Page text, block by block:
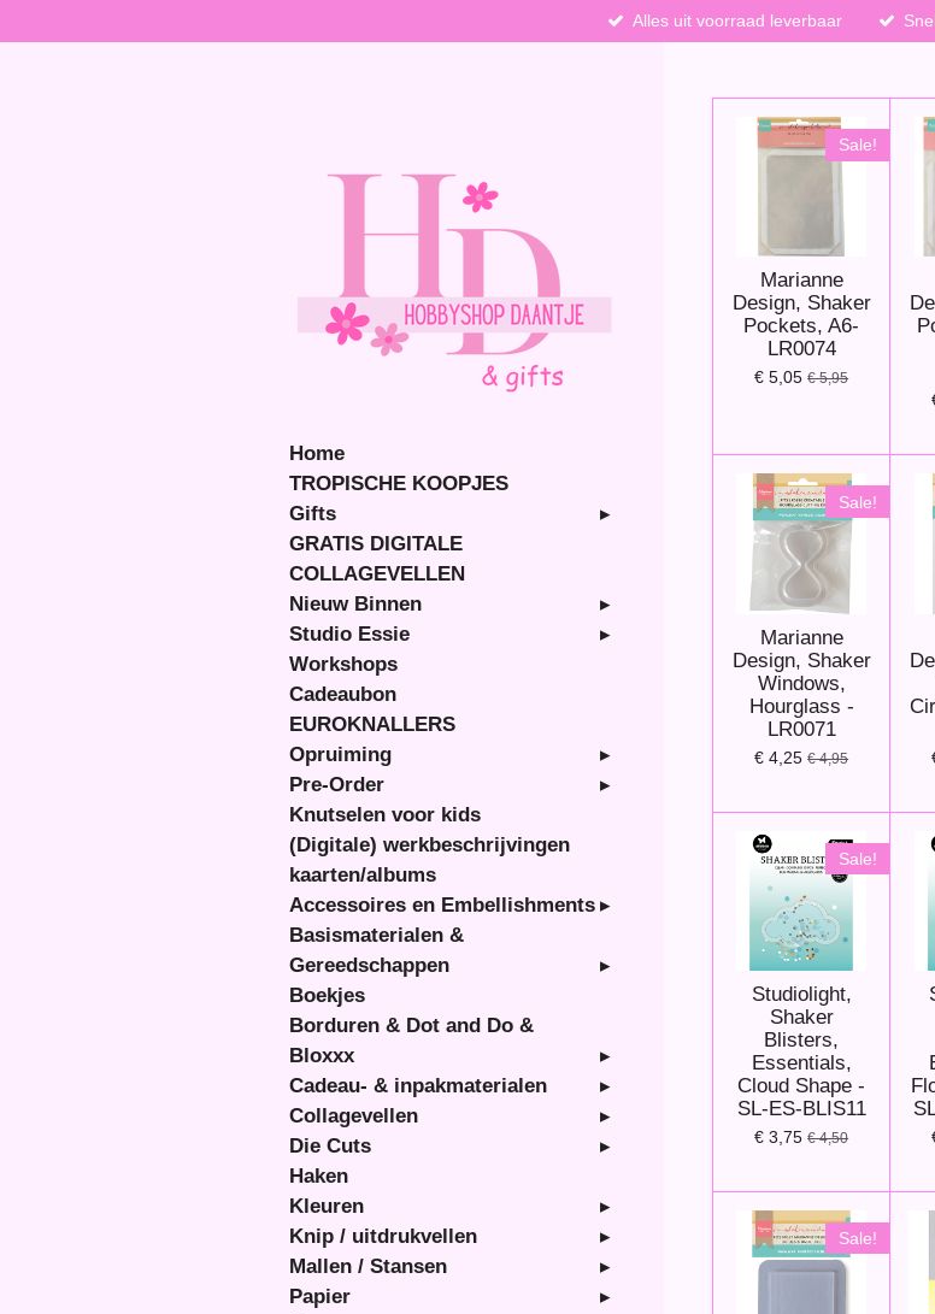
direct
Alles uit voorraad leverbaar
Sale!
Marianne
Design, Shaker
Pockets, A6-
LR0074
€ 5,05 € 5,95
Sale!
Marianne
Design, Shaker
Windows,
Hourglass -
LR0071
€ 4,25 € 4,95
Sale!
Studiolight,
Shaker
Blisters,
Essentials,
Cloud Shape -
SL-ES-BLIS11
€ 3,75 € 4,50
Sale!
Home
TROPISCHE KOOPJES
Gifts
GRATIS DIGITALE
COLLAGEVELLEN
Nieuw Binnen
Studio Essie
Workshops
Cadeaubon
EUROKNALLERS
Opruiming
Pre-Order
Knutselen voor kids
(Digitale) werkbeschrijvingen
kaarten/albums
Accessoires en Embellishments
Basismaterialen &
Gereedschappen
Boekjes
Borduren & Dot and Do &
Bloxxx
Cadeau- & inpakmaterialen
Collagevellen
Die Cuts
Haken
Kleuren
Knip / uitdrukvellen
Mallen / Stansen
Papier